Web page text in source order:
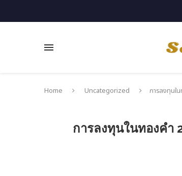
Home Uncategorized
การลงทุนใ
การลงทุนในทองคำ